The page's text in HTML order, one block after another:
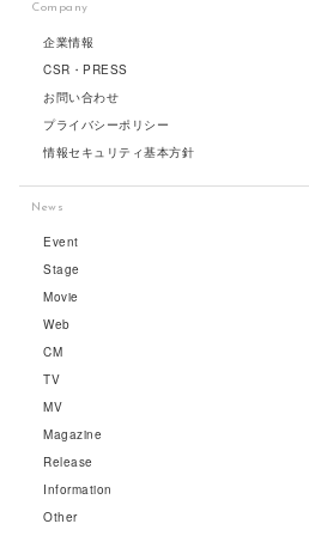
Company
企業情報
CSR・PRESS
お問い合わせ
プライバシーポリシー
情報セキュリティ基本方針
News
Event
Stage
Movie
Web
CM
TV
MV
Magazine
Release
Information
Other